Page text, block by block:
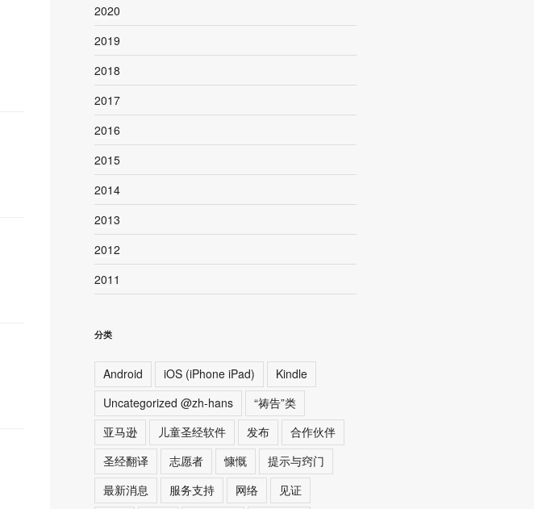
2020
2019
2018
2017
2016
2015
2014
2013
2012
2011
分类
Android iOS (iPhone iPad)
Kindle
Uncategorized @zh-hans
“祷告”类
亚马逊
儿童圣经软件 发布
合作伙伴
圣经翻译
志愿者 慷慨
提示与窍门
最新消息
服务支持 网络
见证